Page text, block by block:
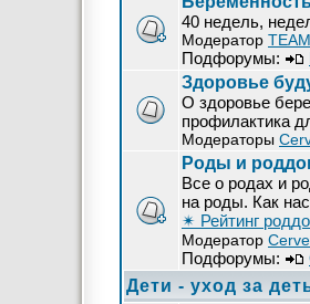
40 недель,
Модератор
Подфорумы:
Здоровье
О здоровье
профилактика
Модераторы
Роды и
Все о родах и
на роды. Как
✴ Рейтинг
Модератор
Подфорумы:
Дети - уход за